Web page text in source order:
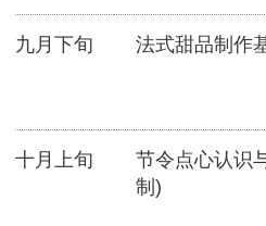
九月下旬 法式甜品制作
十月上旬
节令点心认识
制)